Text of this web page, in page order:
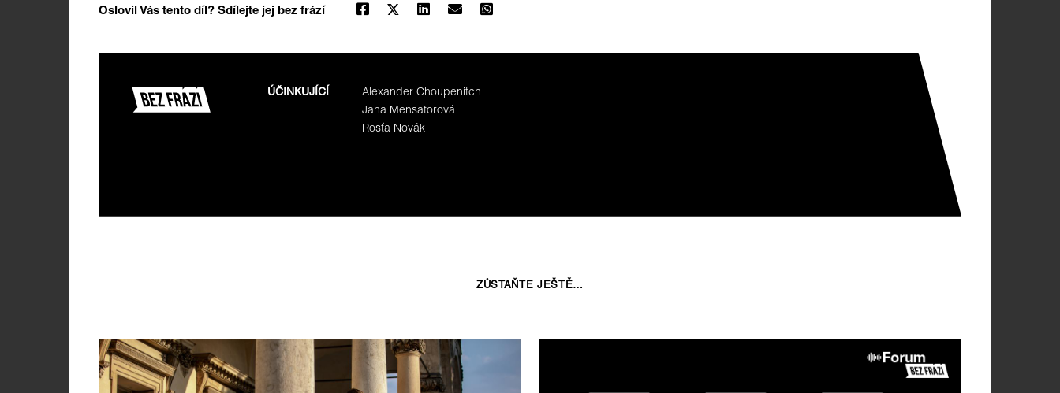
Oslovil Vás tento díl? Sdílejte jej bez frází
ÚČINKUJÍCÍ
Alexander Choupenitch
Jana Mensatorová
Rosťa Novák
ZŮSTAŇTE JEŠTĚ…